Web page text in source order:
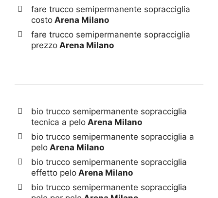
fare trucco semipermanente sopracciglia
costo Arena Milano
fare trucco semipermanente sopracciglia
prezzo Arena Milano
bio trucco semipermanente sopracciglia
tecnica a pelo Arena Milano
bio trucco semipermanente sopracciglia a
pelo Arena Milano
bio trucco semipermanente sopracciglia
effetto pelo Arena Milano
bio trucco semipermanente sopracciglia